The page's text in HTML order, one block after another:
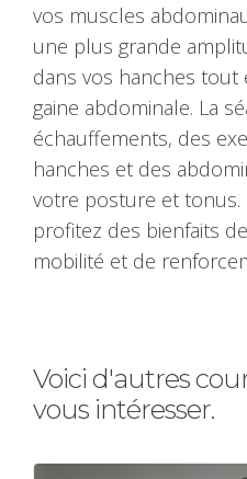
vos muscles
une plus grande
dans vos hanches
gaine abdominale. La
échauffements, des
hanches et des
votre posture et tonus.
profitez des bienfaits
mobilité et de
Voici d'autres
vous intéresser.